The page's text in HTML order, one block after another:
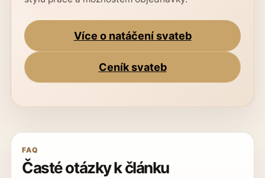
Více o natáčení svateb
Ceník svateb
FAQ
Časté otázky k článku